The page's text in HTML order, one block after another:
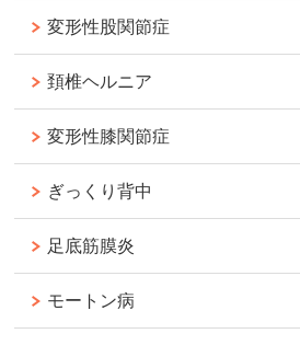
変形性股関節症
頚椎ヘルニア
変形性膝関節症
ぎっくり背中
足底筋膜炎
モートン病